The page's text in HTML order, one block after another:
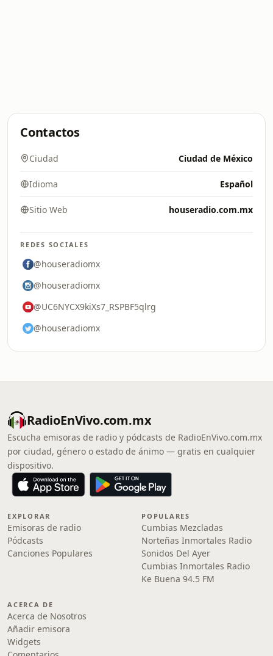
Contactos
Ciudad Ciudad de México
Idioma Español
Sitio Web houseradio.com.mx
REDES SOCIALES
@houseradiomx
@houseradiomx
@UC6NYCX9kiXs7_RSPBF5qlrg
@houseradiomx
RadioEnVivo.com.mx
Escucha emisoras de radio y pódcasts de RadioEnVivo.com.mx
por ciudad, género o estado de ánimo — gratis en cualquier
dispositivo.
EXPLORAR
Emisoras de radio
Pódcasts
Canciones Populares
POPULARES
Cumbias Mezcladas
Norteñas Inmortales Radio
Sonidos Del Ayer
Cumbias Inmortales Radio
Ke Buena 94.5 FM
ACERCA DE
Acerca de Nosotros
Añadir emisora
Widgets